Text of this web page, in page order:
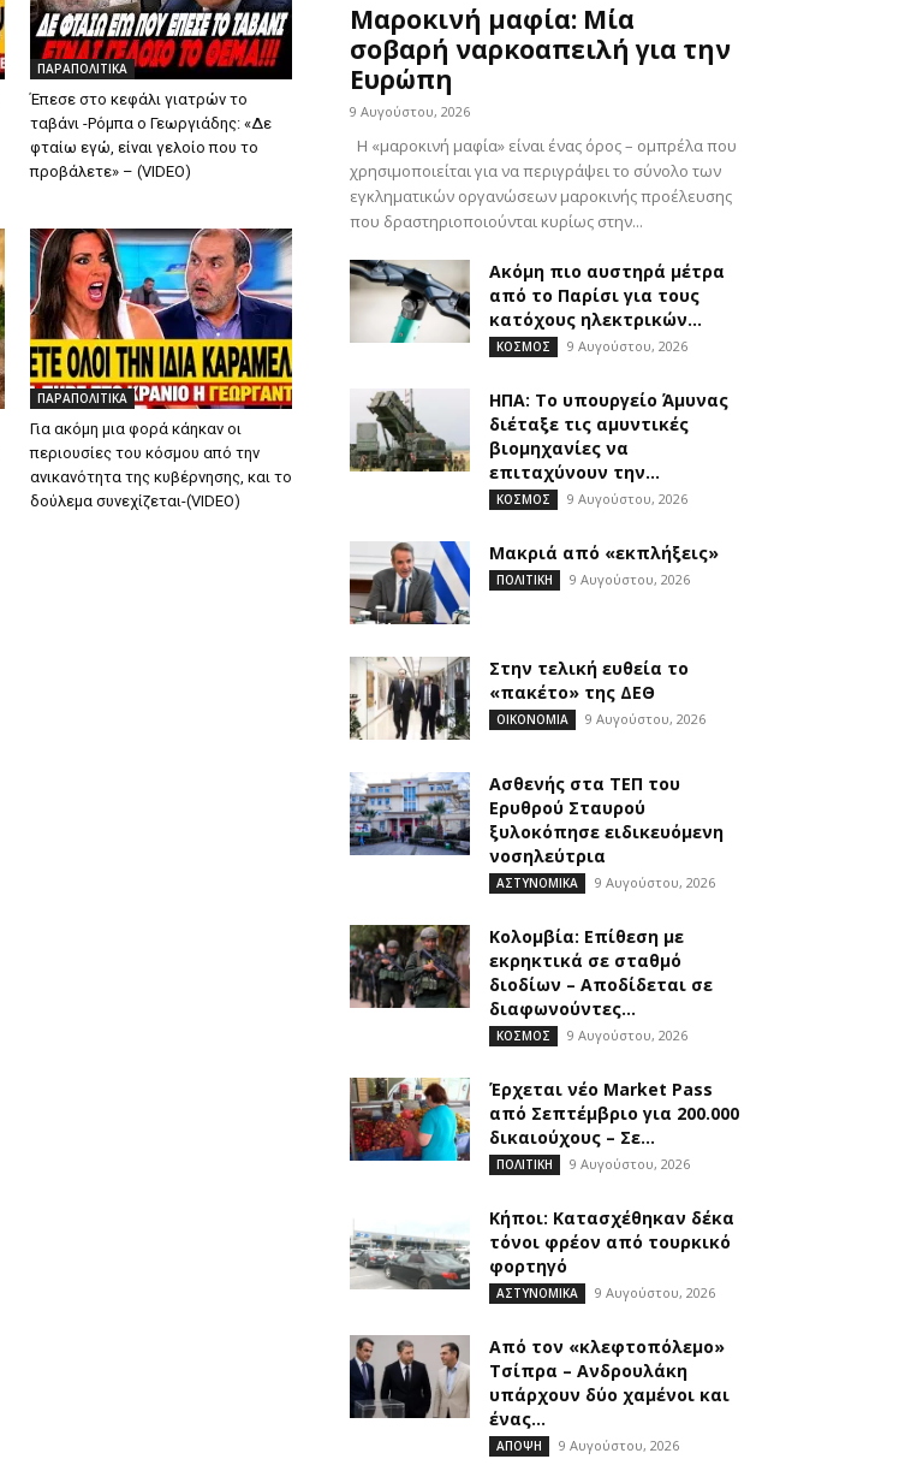
ΠΑΡΑΠΟΛΙΤΙΚΑ
Έπεσε στο κεφάλι γιατρών το
ταβάνι -Ρόμπα ο Γεωργιάδης: «Δε
φταίω εγώ, είναι γελοίο που το
προβάλετε» – (VIDEO)
ΠΑΡΑΠΟΛΙΤΙΚΑ
Για ακόμη μια φορά κάηκαν οι
περιουσίες του κόσμου από την
ανικανότητα της κυβέρνησης, και το
δούλεμα συνεχίζεται-(VIDEO)
Μαροκινή μαφία: Μία
σοβαρή ναρκοαπειλή για την
Ευρώπη
9 Αυγούστου, 2026
H «μαροκινή μαφία» είναι ένας όρος – ομπρέλα που
χρησιμοποιείται για να περιγράψει το σύνολο των
εγκληματικών οργανώσεων μαροκινής προέλευσης
που δραστηριοποιούνται κυρίως στην...
Ακόμη πιο αυστηρά μέτρα
από το Παρίσι για τους
κατόχους ηλεκτρικών...
ΚΟΣΜΟΣ 9 Αυγούστου, 2026
ΗΠΑ: Το υπουργείο Άμυνας
διέταξε τις αμυντικές
βιομηχανίες να
επιταχύνουν την...
ΚΟΣΜΟΣ 9 Αυγούστου, 2026
Μακριά από «εκπλήξεις»
ΠΟΛΙΤΙΚΗ 9 Αυγούστου, 2026
Στην τελική ευθεία το
«πακέτο» της ΔΕΘ
ΟΙΚΟΝΟΜΙΑ 9 Αυγούστου, 2026
Ασθενής στα ΤΕΠ του
Ερυθρού Σταυρού
ξυλοκόπησε ειδικευόμενη
νοσηλεύτρια
ΑΣΤΥΝΟΜΙΚΑ 9 Αυγούστου, 2026
Κολομβία: Επίθεση με
εκρηκτικά σε σταθμό
διοδίων – Αποδίδεται σε
διαφωνούντες...
ΚΟΣΜΟΣ 9 Αυγούστου, 2026
Έρχεται νέο Market Pass
από Σεπτέμβριο για 200.000
δικαιούχους – Σε...
ΠΟΛΙΤΙΚΗ 9 Αυγούστου, 2026
Κήποι: Κατασχέθηκαν δέκα
τόνοι φρέον από τουρκικό
φορτηγό
ΑΣΤΥΝΟΜΙΚΑ 9 Αυγούστου, 2026
Από τον «κλεφτοπόλεμο»
Τσίπρα – Ανδρουλάκη
υπάρχουν δύο χαμένοι και
ένας...
ΑΠΟΨΗ 9 Αυγούστου, 2026